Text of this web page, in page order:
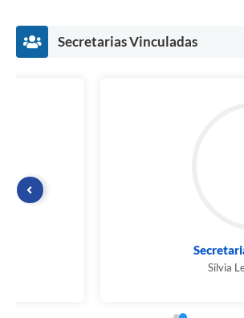
Secretarias Vinculadas
Secretaria da Educação
Silvia Letícia de Faria